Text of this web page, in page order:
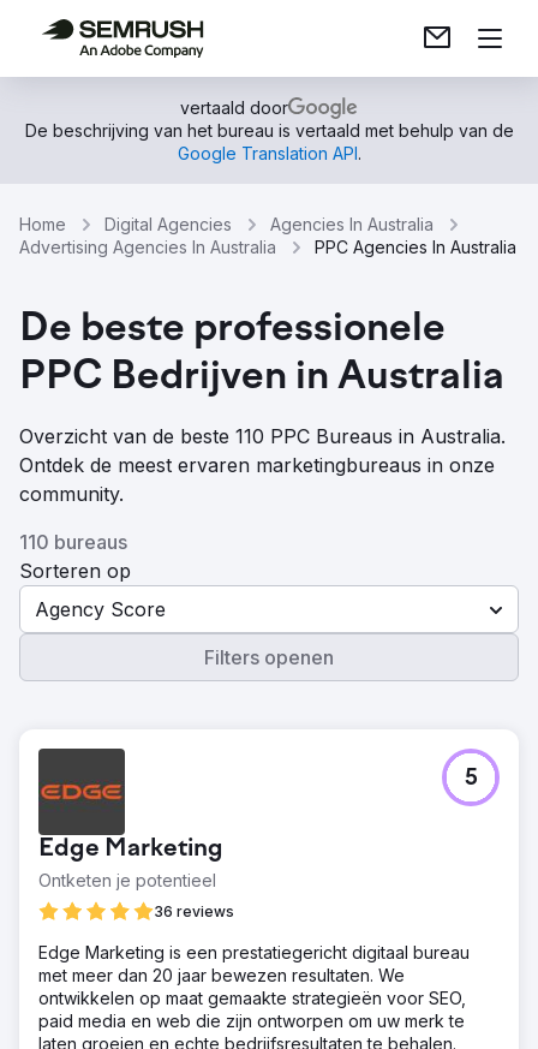
vertaald door
De beschrijving van het bureau is vertaald met behulp van de
Google Translation API.
Home Digital Agencies
Agencies In Australia
Advertising Agencies In Australia
PPC Agencies In Australia
De beste professionele
PPC Bedrijven in Australia
Overzicht van de beste 110 PPC Bureaus in Australia.
Ontdek de meest ervaren marketingbureaus in onze
community.
110 bureaus
Sorteren op
Agency Score
Filters openen
Edge Marketing
Ontketen je potentieel
36 reviews
5
Edge Marketing is een prestatiegericht digitaal bureau
met meer dan 20 jaar bewezen resultaten. We
ontwikkelen op maat gemaakte strategieën voor SEO,
paid media en web die zijn ontworpen om uw merk te
laten groeien en echte bedrijfsresultaten te behalen.